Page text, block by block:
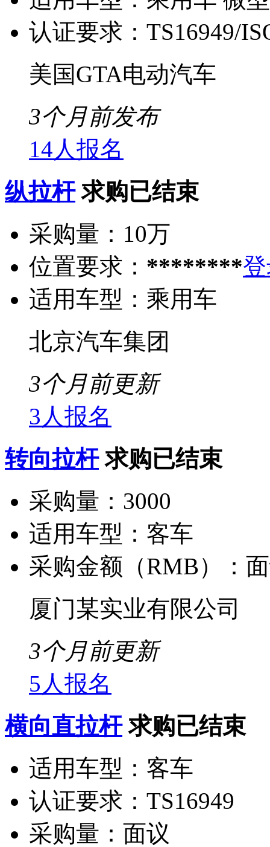
认证要求： TS16949/
美国GTA电动汽车
3个月前发布
14人报名
纵拉杆 求购已结束
采购量： 10万
位置要求： ********
适用车型： 乘用车
北京汽车集团
3个月前更新
3人报名
转向拉杆 求购已结束
采购量： 3000
适用车型： 客车
采购金额（RMB）：
厦门某实业有限公司
3个月前更新
5人报名
横向直拉杆 求购已结束
适用车型： 客车
认证要求： TS16949
采购量： 面议